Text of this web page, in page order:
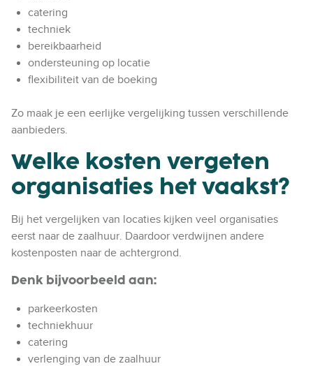
catering
techniek
bereikbaarheid
ondersteuning op locatie
flexibiliteit van de boeking
Zo maak je een eerlijke vergelijking tussen verschillende
aanbieders.
Welke kosten vergeten
organisaties het vaakst?
Bij het vergelijken van locaties kijken veel organisaties
eerst naar de zaalhuur. Daardoor verdwijnen andere
kostenposten naar de achtergrond.
Denk bijvoorbeeld aan:
parkeerkosten
techniekhuur
catering
verlenging van de zaalhuur